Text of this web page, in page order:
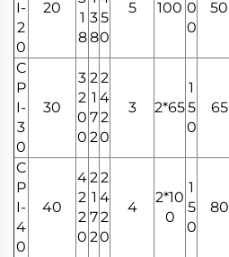
I-
2
0
20
1
8
3
8
5
0
5 100 0
0
50
C
P
I-
3
0
30
3
2
0
0
2
1
7
2
2
4
2
0
3 2*65
1
5
0
65
C
P
I-
4
0
40
4
2
2
0
2
1
7
2
2
4
2
0
4
2*10
0
1
5
0
80